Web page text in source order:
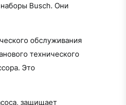
Busch. Они
обслуживания
технического
Это
защищает